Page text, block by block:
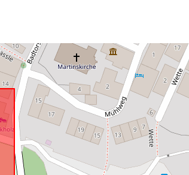
http://data.europa.eu/88u/dataset/f0f
3e480-e035-486e-bbba-
b0d7578e3b69